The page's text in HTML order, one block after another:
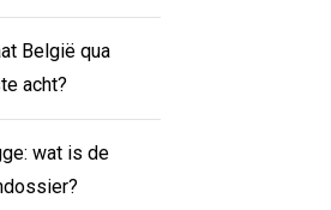
België qua
acht?
wat is de